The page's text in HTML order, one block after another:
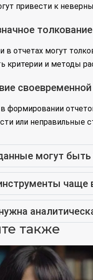
привести к
в отчетах могут
критерии и методы
формировании
или неправильные
могут быть
чаще
также